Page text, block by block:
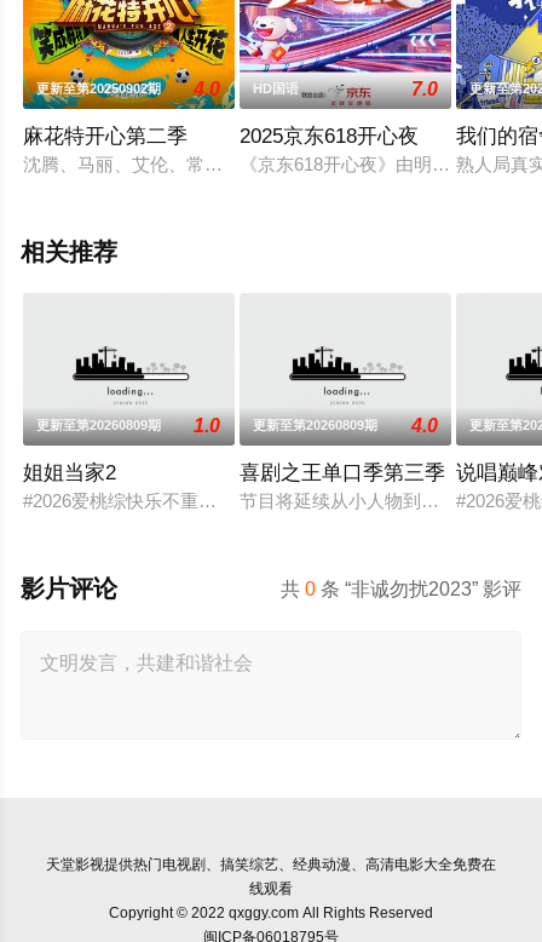
。
更新至第20250902期 4.0
麻花特开心第二季
沈腾、马丽、艾伦、常远四位“麻花”前辈，带上家族新生后浪
HD国语 7.0
2025京东618开心夜
《京东618开心夜》由明星派对好友
更新至第
我们的
熟人局真
相关推荐
更新至第20260809期 1.0
姐姐当家2
#2026爱桃综快乐不重样# #姐姐当家# 第二季惊喜回归，看姐姐
更新至第20260809期 4.0
喜剧之王单口季第三季
节目将延续从小人物到喜剧之王的故
更新至第
说唱巅
#2026爱
共0 条 “非诚勿扰2023” 影评
影片评论
天堂影视提供热门电视剧、搞笑综艺、经典动漫、高清电影大全免费在
线观看
Copyright © 2022 qxggy.com All Rights Reserved
闽ICP备06018795号